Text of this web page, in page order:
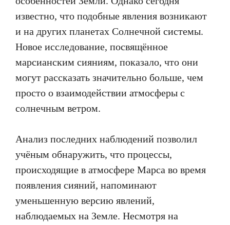
известно, что подобные явления возникают
и на других планетах Солнечной системы.
Новое исследование, посвящённое
марсианским сияниям, показало, что они
могут рассказать значительно больше, чем
просто о взаимодействии атмосферы с
солнечным ветром.
Анализ последних наблюдений позволил
учёным обнаружить, что процессы,
происходящие в атмосфере Марса во время
появления сияний, напоминают
уменьшенную версию явлений,
наблюдаемых на Земле. Несмотря на